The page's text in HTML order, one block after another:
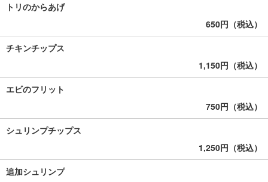
トリのからあげ
650円（税込）
チキンチップス
1,150円（税込）
エビのフリット
750円（税込）
シュリンプチップス
1,250円（税込）
追加シュリンプ